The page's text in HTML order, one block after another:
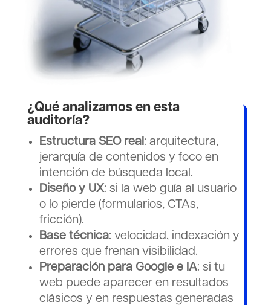
¿Qué analizamos en esta
auditoría?
Estructura SEO real : arquitectura,
jerarquía de contenidos y foco en
intención de búsqueda local.
Diseño y UX: si la web guía al usuario
o lo pierde (formularios, CTAs,
fricción).
Base técnica: velocidad, indexación y
errores que frenan visibilidad.
Preparación para Google e IA: si tu
web puede aparecer en resultados
clásicos y en respuestas generadas